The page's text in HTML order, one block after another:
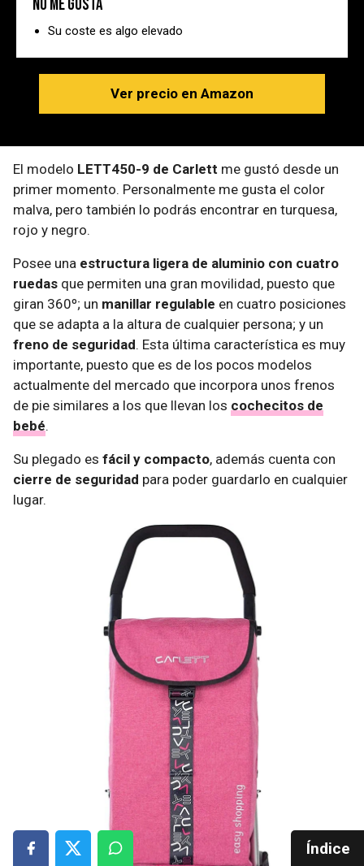
No me gusta
Su coste es algo elevado
Ver precio en Amazon
El modelo LETT450-9 de Carlett me gustó desde un
primer momento. Personalmente me gusta el color
malva, pero también lo podrás encontrar en turquesa,
rojo y negro.
Posee una estructura ligera de aluminio con cuatro
ruedas que permiten una gran movilidad, puesto que
giran 360º; un manillar regulable en cuatro posiciones
que se adapta a la altura de cualquier persona; y un
freno de seguridad. Esta última característica es muy
importante, puesto que es de los pocos modelos
actualmente del mercado que incorpora unos frenos
de pie similares a los que llevan los cochecitos de
bebé.
Su plegado es fácil y compacto, además cuenta con
cierre de seguridad para poder guardarlo en cualquier
lugar.
Índice